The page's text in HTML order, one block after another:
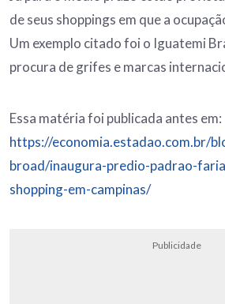
de seus shoppings em que a
Um exemplo citado foi o Iguatemi
procura de grifes e marcas
Essa matéria foi publicada antes em:
https://economia.estadao.com.br/
broad/inaugura-predio-padrao-
shopping-em-campinas/
Publicidade